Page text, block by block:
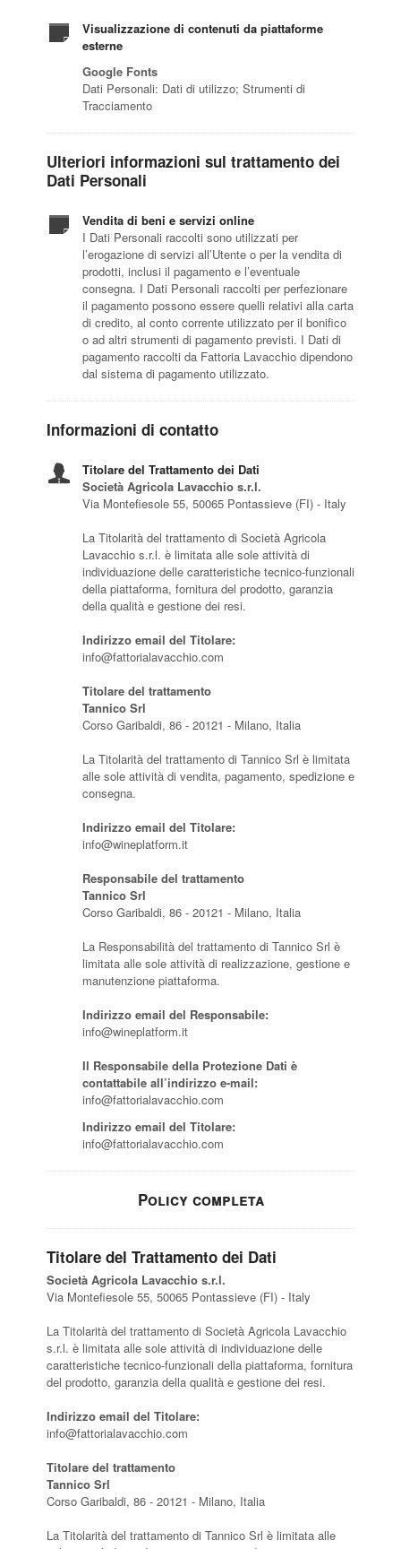
Visualizzazione di contenuti da piattaforme
esterne
Google Fonts
Dati Personali: Dati di utilizzo; Strumenti di
Tracciamento
Ulteriori informazioni sul trattamento dei
Dati Personali
Vendita di beni e servizi online
I Dati Personali raccolti sono utilizzati per
l’erogazione di servizi all’Utente o per la vendita di
prodotti, inclusi il pagamento e l’eventuale
consegna. I Dati Personali raccolti per perfezionare
il pagamento possono essere quelli relativi alla carta
di credito, al conto corrente utilizzato per il bonifico
o ad altri strumenti di pagamento previsti. I Dati di
pagamento raccolti da Fattoria Lavacchio dipendono
dal sistema di pagamento utilizzato.
Informazioni di contatto
Titolare del Trattamento dei Dati
Società Agricola Lavacchio s.r.l.
Via Montefiesole 55, 50065 Pontassieve (FI) - Italy
La Titolarità del trattamento di Società Agricola
Lavacchio s.r.l. è limitata alle sole attività di
individuazione delle caratteristiche tecnico-funzionali
della piattaforma, fornitura del prodotto, garanzia
della qualità e gestione dei resi.
Indirizzo email del Titolare:
info@fattorialavacchio.com
Titolare del trattamento
Tannico Srl
Corso Garibaldi, 86 - 20121 - Milano, Italia
La Titolarità del trattamento di Tannico Srl è limitata
alle sole attività di vendita, pagamento, spedizione e
consegna.
Indirizzo email del Titolare:
info@wineplatform.it
Responsabile del trattamento
Tannico Srl
Corso Garibaldi, 86 - 20121 - Milano, Italia
La Responsabilità del trattamento di Tannico Srl è
limitata alle sole attività di realizzazione, gestione e
manutenzione piattaforma.
Indirizzo email del Responsabile:
info@wineplatform.it
Il Responsabile della Protezione Dati è
contattabile all’indirizzo e-mail:
info@fattorialavacchio.com
Indirizzo email del Titolare:
info@fattorialavacchio.com
Policy completa
Titolare del Trattamento dei Dati
Società Agricola Lavacchio s.r.l.
Via Montefiesole 55, 50065 Pontassieve (FI) - Italy
La Titolarità del trattamento di Società Agricola Lavacchio
s.r.l. è limitata alle sole attività di individuazione delle
caratteristiche tecnico-funzionali della piattaforma, fornitura
del prodotto, garanzia della qualità e gestione dei resi.
Indirizzo email del Titolare:
info@fattorialavacchio.com
Titolare del trattamento
Tannico Srl
Corso Garibaldi, 86 - 20121 - Milano, Italia
La Titolarità del trattamento di Tannico Srl è limitata alle